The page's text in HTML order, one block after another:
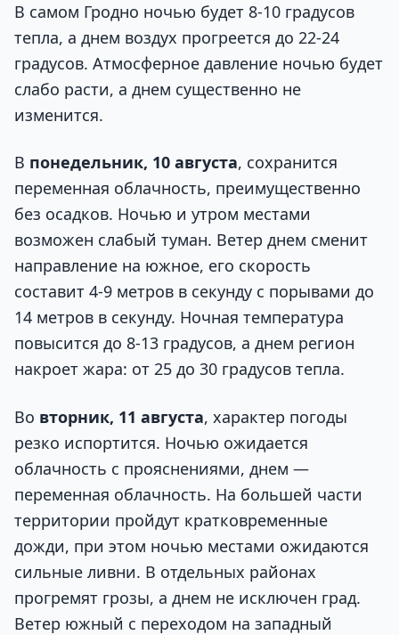
В самом Гродно ночью будет 8-10 градусов
тепла, а днем воздух прогреется до 22-24
градусов. Атмосферное давление ночью будет
слабо расти, а днем существенно не
изменится.
В понедельник, 10 августа, сохранится
переменная облачность, преимущественно
без осадков. Ночью и утром местами
возможен слабый туман. Ветер днем сменит
направление на южное, его скорость
составит 4-9 метров в секунду с порывами до
14 метров в секунду. Ночная температура
повысится до 8-13 градусов, а днем регион
накроет жара: от 25 до 30 градусов тепла.
Во вторник, 11 августа, характер погоды
резко испортится. Ночью ожидается
облачность с прояснениями, днем —
переменная облачность. На большей части
территории пройдут кратковременные
дожди, при этом ночью местами ожидаются
сильные ливни. В отдельных районах
прогремят грозы, а днем не исключен град.
Ветер южный с переходом на западный